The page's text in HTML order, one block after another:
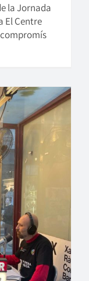
la Jornada
El Centre